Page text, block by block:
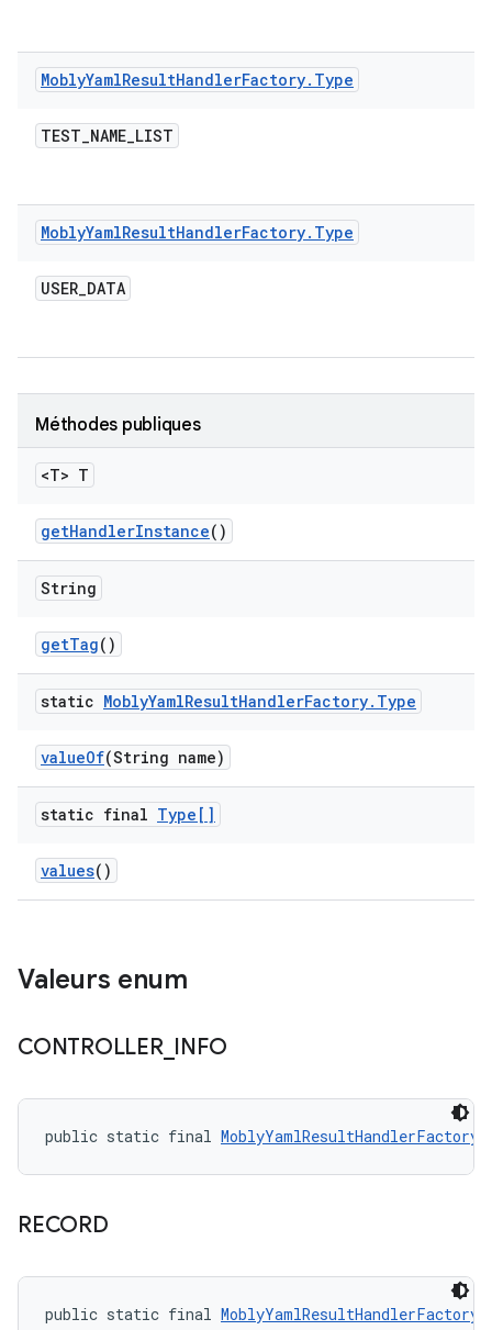
MoblyYamlResultHandlerFactory. Type
TEST_NAME_LIST
MoblyYamlResultHandlerFactory. Type
USER_DATA
Méthodes publiques
<T> T
getHandlerInstance()
String
getTag()
static MoblyYamlResultHandlerFactory. Type
valueOf(String name)
static final Type[]
values()
Valeurs enum
CONTROLLER_ INFO
public static final
RECORD
public static final